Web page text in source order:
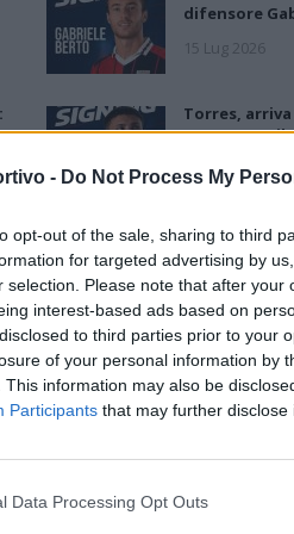
- Do Not Process My
opt-out of the sale, sharing to third
for targeted advertising by
selection. Please note that after
interest-based ads based on
to third parties prior to your
of your personal information by
This information may also be
Participants that may further disclose
Data Processing Opt Outs
difensore
15 Lug 2026
Torres,
Cremonese
10 Lug 2026
Torres,
Pennington
7 Lug 2026
Torres,
contratto fino
dimostrato